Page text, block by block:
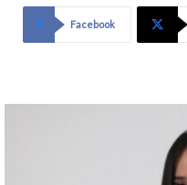
Facebook